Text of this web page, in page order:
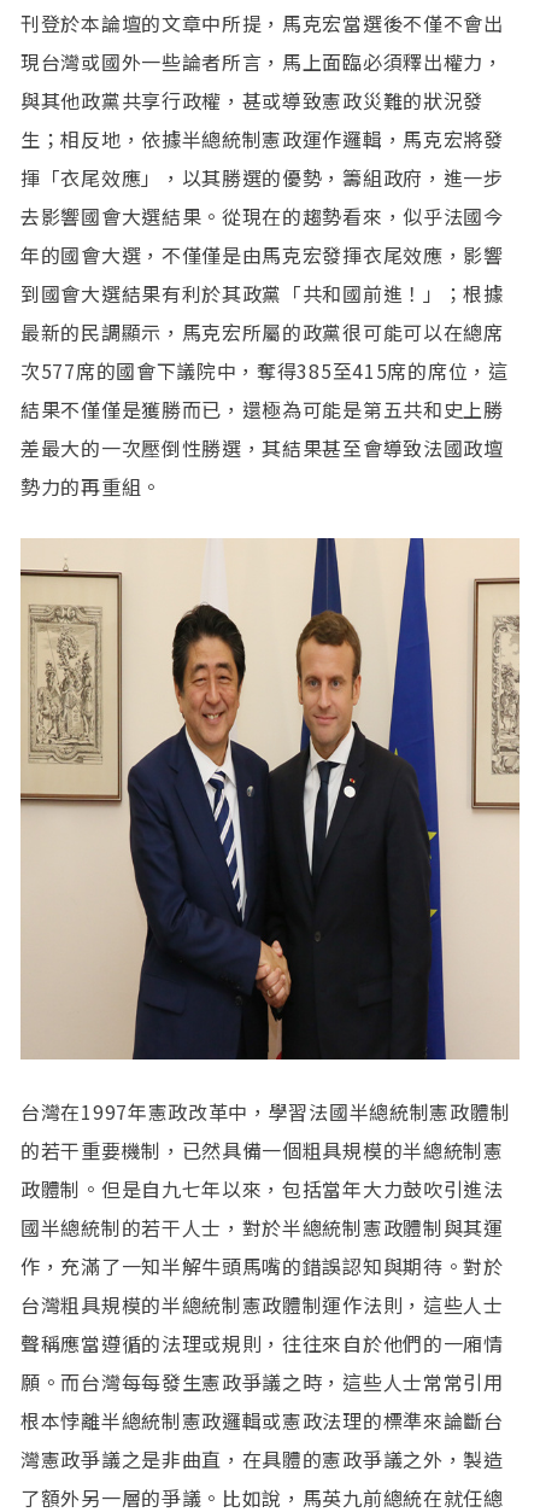
刊登於本論壇的文章中所提，馬克宏當選後不僅不會出
現台灣或國外一些論者所言，馬上面臨必須釋出權力，
與其他政黨共享行政權，甚或導致憲政災難的狀況發
生；相反地，依據半總統制憲政運作邏輯，馬克宏將發
揮「衣尾效應」，以其勝選的優勢，籌組政府，進一步
去影響國會大選結果。從現在的趨勢看來，似乎法國今
年的國會大選，不僅僅是由馬克宏發揮衣尾效應，影響
到國會大選結果有利於其政黨「共和國前進！」；根據
最新的民調顯示，馬克宏所屬的政黨很可能可以在總席
次577席的國會下議院中，奪得385至415席的席位，這
結果不僅僅是獲勝而已，還極為可能是第五共和史上勝
差最大的一次壓倒性勝選，其結果甚至會導致法國政壇
勢力的再重組。
台灣在1997年憲政改革中，學習法國半總統制憲政體制
的若干重要機制，已然具備一個粗具規模的半總統制憲
政體制。但是自九七年以來，包括當年大力鼓吹引進法
國半總統制的若干人士，對於半總統制憲政體制與其運
作，充滿了一知半解牛頭馬嘴的錯誤認知與期待。對於
台灣粗具規模的半總統制憲政體制運作法則，這些人士
聲稱應當遵循的法理或規則，往往來自於他們的一廂情
願。而台灣每每發生憲政爭議之時，這些人士常常引用
根本悖離半總統制憲政邏輯或憲政法理的標準來論斷台
灣憲政爭議之是非曲直，在具體的憲政爭議之外，製造
了額外另一層的爭議。比如說，馬英九前總統在就任總